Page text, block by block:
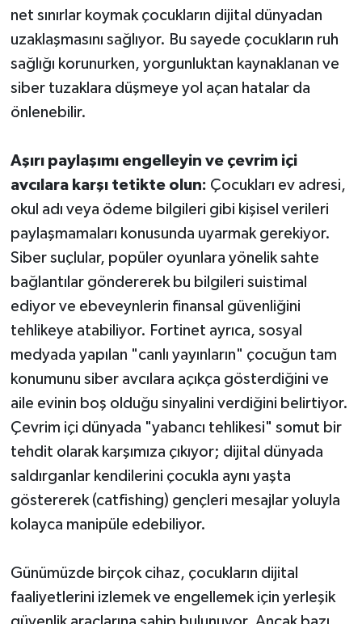
net sınırlar koymak çocukların dijital dünyadan
uzaklaşmasını sağlıyor. Bu sayede çocukların ruh
sağlığı korunurken, yorgunluktan kaynaklanan ve
siber tuzaklara düşmeye yol açan hatalar da
önlenebilir.
Aşırı paylaşımı engelleyin ve çevrim içi
avcılara karşı tetikte olun: Çocukları ev adresi,
okul adı veya ödeme bilgileri gibi kişisel verileri
paylaşmamaları konusunda uyarmak gerekiyor.
Siber suçlular, popüler oyunlara yönelik sahte
bağlantılar göndererek bu bilgileri suistimal
ediyor ve ebeveynlerin finansal güvenliğini
tehlikeye atabiliyor. Fortinet ayrıca, sosyal
medyada yapılan "canlı yayınların" çocuğun tam
konumunu siber avcılara açıkça gösterdiğini ve
aile evinin boş olduğu sinyalini verdiğini belirtiyor.
Çevrim içi dünyada "yabancı tehlikesi" somut bir
tehdit olarak karşımıza çıkıyor; dijital dünyada
saldırganlar kendilerini çocukla aynı yaşta
göstererek (catfishing) gençleri mesajlar yoluyla
kolayca manipüle edebiliyor.
Günümüzde birçok cihaz, çocukların dijital
faaliyetlerini izlemek ve engellemek için yerleşik